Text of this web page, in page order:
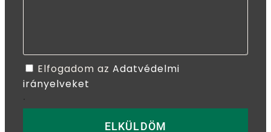
Elfogadom az Adatvédelmi
irányelveket
ELKÜLDÖM